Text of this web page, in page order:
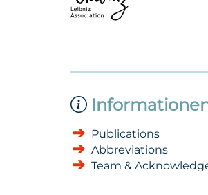
Publications
Abbreviations
Team &